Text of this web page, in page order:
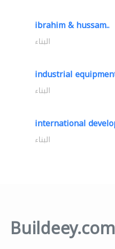
ibrahim & hussam..
البناء
industrial
البناء
international
البناء
Buildeey.com